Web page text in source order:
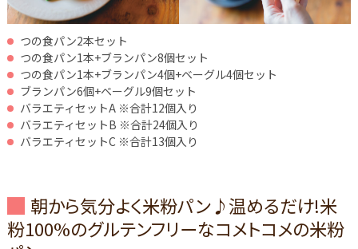
つの食パン2本セット
つの食パン1本+ブランパン8個セット
つの食パン1本+ブランパン4個+ベーグル4個セット
ブランパン6個+ベーグル9個セット
バラエティセットA ※合計12個入り
バラエティセットB ※合計24個入り
バラエティセットC ※合計13個入り
朝から気分よく米粉パン♪温めるだけ!米
粉100%のグルテンフリーなコメトコメの米粉